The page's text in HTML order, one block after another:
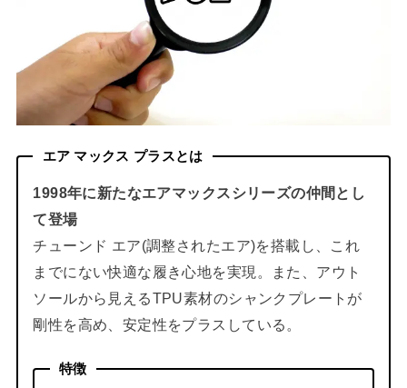
エア マックス プラスとは
1998年に新たなエアマックスシリーズの仲間とし
て登場
チューンド エア(調整されたエア)を搭載し、これ
までにない快適な履き心地を実現。また、アウト
ソールから見えるTPU素材のシャンクプレートが
剛性を高め、安定性をプラスしている。
特徴